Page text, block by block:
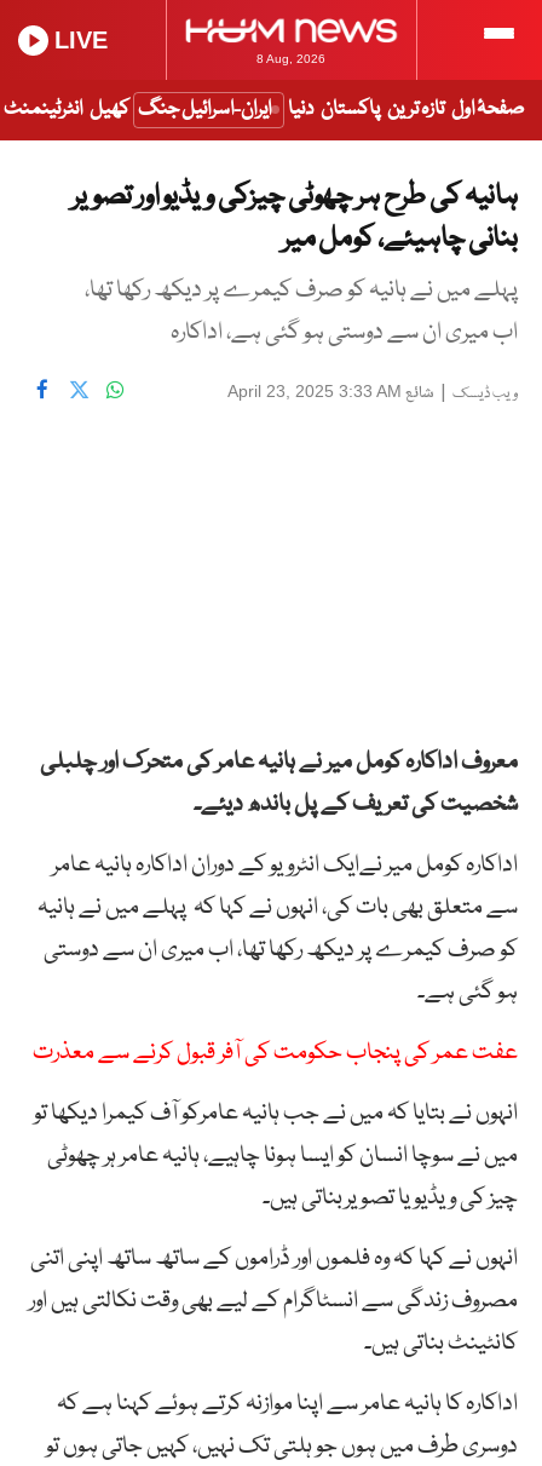
8 Aug, 2026
LIVE
صفحۂ اول تازہ ترین پاکستان دنیا ایران-اسرائیل جنگ کھیل انٹرٹینمنٹ
ہانیہ کی طرح ہر چھوٹی چیزکی ویڈیو اور تصویر
بنانی چاہیئے، کومل میر
پہلے میں نے ہانیہ کو صرف کیمرے پر دیکھ رکھا تھا،
اب میری ان سے دوستی ہو گئی ہے، اداکارہ
ویب ڈیسک | شائع April 23, 2025 3:33 AM
معروف اداکارہ کومل میر نے ہانیہ عامر کی متحرک اور چلبلی
شخصیت کی تعریف کے پل باندھ دیئے۔
اداکارہ کومل میر نےایک انٹرویو کے دوران اداکارہ ہانیہ عامر
سے متعلق بھی بات کی، انہوں نے کہا کہ پہلے میں نے ہانیہ
کو صرف کیمرے پر دیکھ رکھا تھا، اب میری ان سے دوستی
ہو گئی ہے۔
عفت عمر کی پنجاب حکومت کی آفر قبول کرنے سے معذرت
انہوں نے بتایا کہ میں نے جب ہانیہ عامرکو آف کیمرا دیکھا تو
میں نے سوچا انسان کو ایسا ہونا چاہیے، ہانیہ عامر ہر چھوٹی
چیز کی ویڈیو یا تصویربناتی ہیں۔
انہوں نے کہا کہ وہ فلموں اور ڈراموں کے ساتھ ساتھ اپنی اتنی
مصروف زندگی سے انسٹاگرام کے لیے بھی وقت نکالتی ہیں اور
کانٹینٹ بناتی ہیں۔
اداکارہ کا ہانیہ عامر سے اپنا موازنہ کرتے ہوئے کہنا ہے کہ
دوسری طرف میں ہوں جو ہلتی تک نہیں، کہیں جاتی ہوں تو